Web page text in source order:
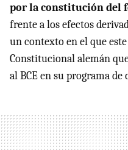
por la constitución del
frente a los efectos
un contexto en el que
Constitucional alemán
al BCE en su programa de